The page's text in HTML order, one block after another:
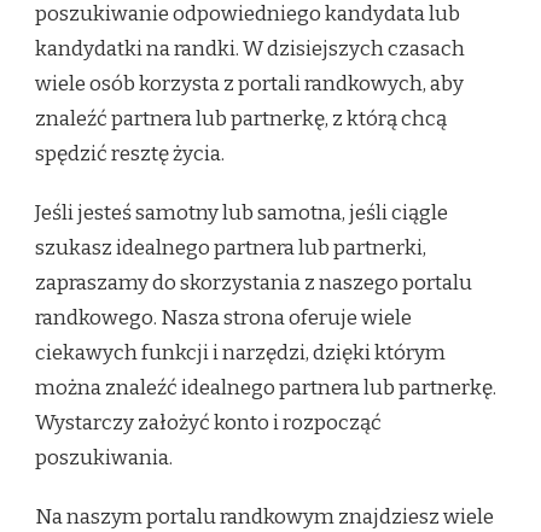
poszukiwanie odpowiedniego kandydata lub
kandydatki na randki. W dzisiejszych czasach
wiele osób korzysta z portali randkowych, aby
znaleźć partnera lub partnerkę, z którą chcą
spędzić resztę życia.
Jeśli jesteś samotny lub samotna, jeśli ciągle
szukasz idealnego partnera lub partnerki,
zapraszamy do skorzystania z naszego portalu
randkowego. Nasza strona oferuje wiele
ciekawych funkcji i narzędzi, dzięki którym
można znaleźć idealnego partnera lub partnerkę.
Wystarczy założyć konto i rozpocząć
poszukiwania.
Na naszym portalu randkowym znajdziesz wiele